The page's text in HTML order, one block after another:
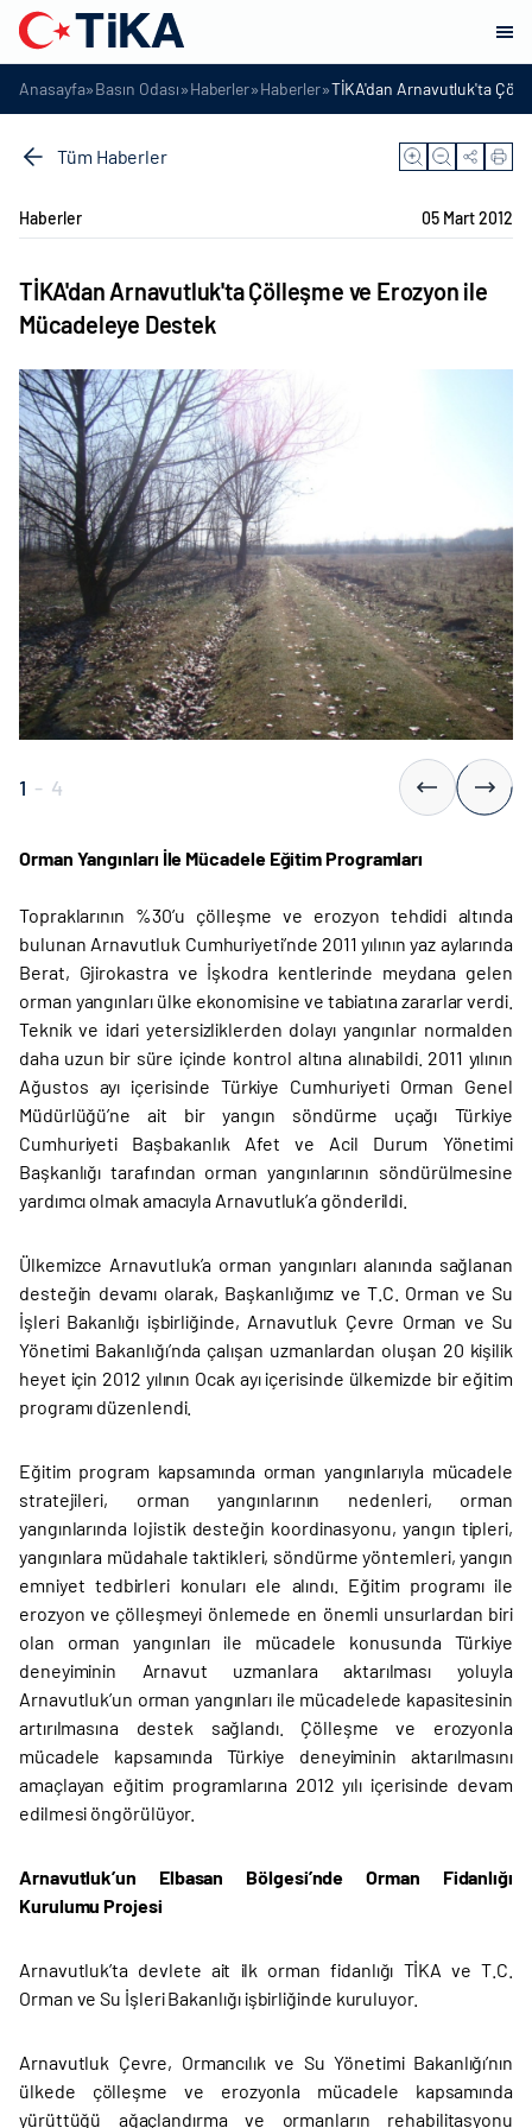
Anasayfa»Basın Odası»Haberler»Haberler»TİKA'dan Arnavutluk'ta
Tüm Haberler
Haberler 05 Mart 2012
TİKA'dan Arnavutluk'ta Çölleşme ve Erozyon ile
Mücadeleye Destek
1 - 4
Orman Yangınları İle Mücadele Eğitim Programları
Topraklarının %30’u çölleşme ve erozyon tehdidi altında
bulunan Arnavutluk Cumhuriyeti’nde 2011 yılının yaz aylarında
Berat, Gjirokastra ve İşkodra kentlerinde meydana gelen
orman yangınları ülke ekonomisine ve tabiatına zararlar verdi.
Teknik ve idari yetersizliklerden dolayı yangınlar normalden
daha uzun bir süre içinde kontrol altına alınabildi. 2011 yılının
Ağustos ayı içerisinde Türkiye Cumhuriyeti Orman Genel
Müdürlüğü’ne ait bir yangın söndürme uçağı Türkiye
Cumhuriyeti Başbakanlık Afet ve Acil Durum Yönetimi
Başkanlığı tarafından orman yangınlarının söndürülmesine
yardımcı olmak amacıyla Arnavutluk’a gönderildi.
Ülkemizce Arnavutluk’a orman yangınları alanında sağlanan
desteğin devamı olarak, Başkanlığımız ve T.C. Orman ve Su
İşleri Bakanlığı işbirliğinde, Arnavutluk Çevre Orman ve Su
Yönetimi Bakanlığı’nda çalışan uzmanlardan oluşan 20 kişilik
heyet için 2012 yılının Ocak ayı içerisinde ülkemizde bir eğitim
programı düzenlendi.
Eğitim program kapsamında orman yangınlarıyla mücadele
stratejileri, orman yangınlarının nedenleri, orman
yangınlarında lojistik desteğin koordinasyonu, yangın tipleri,
yangınlara müdahale taktikleri, söndürme yöntemleri, yangın
emniyet tedbirleri konuları ele alındı. Eğitim programı ile
erozyon ve çölleşmeyi önlemede en önemli unsurlardan biri
olan orman yangınları ile mücadele konusunda Türkiye
deneyiminin Arnavut uzmanlara aktarılması yoluyla
Arnavutluk’un orman yangınları ile mücadelede kapasitesinin
artırılmasına destek sağlandı. Çölleşme ve erozyonla
mücadele kapsamında Türkiye deneyiminin aktarılmasını
amaçlayan eğitim programlarına 2012 yılı içerisinde devam
edilmesi öngörülüyor.
Arnavutluk’un Elbasan Bölgesi’nde Orman Fidanlığı
Kurulumu Projesi
Arnavutluk’ta devlete ait ilk orman fidanlığı TİKA ve T.C.
Orman ve Su İşleri Bakanlığı işbirliğinde kuruluyor.
Arnavutluk Çevre, Ormancılık ve Su Yönetimi Bakanlığı’nın
ülkede çölleşme ve erozyonla mücadele kapsamında
yürüttüğü ağaçlandırma ve ormanların rehabilitasyonu